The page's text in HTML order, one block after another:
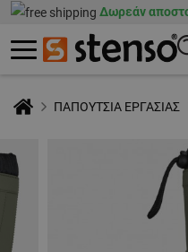
Δωρεάν
ΠΑΠΟΥΤΣΙΑ ΕΡΓΑΣΙΑΣ